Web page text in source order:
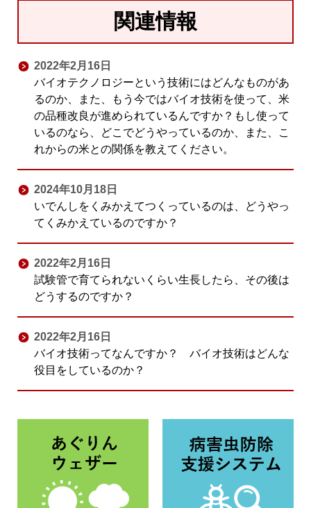
関連情報
2022年2月16日
バイオテクノロジーという技術にはどんなものがあ
るのか、また、もう今ではバイオ技術を使って、米
の品種改良が進められているんですか？もし使って
いるのなら、どこでどうやっているのか、また、こ
れからの米との関係を教えてください。
2024年10月18日
いでんしをくみかえてつくっているのは、どうやっ
てくみかえているのですか？
2022年2月16日
試験管で育てられないくらい生長したら、その後は
どうするのですか？
2022年2月16日
バイオ技術ってなんですか？ バイオ技術はどんな
役目をしているのか？